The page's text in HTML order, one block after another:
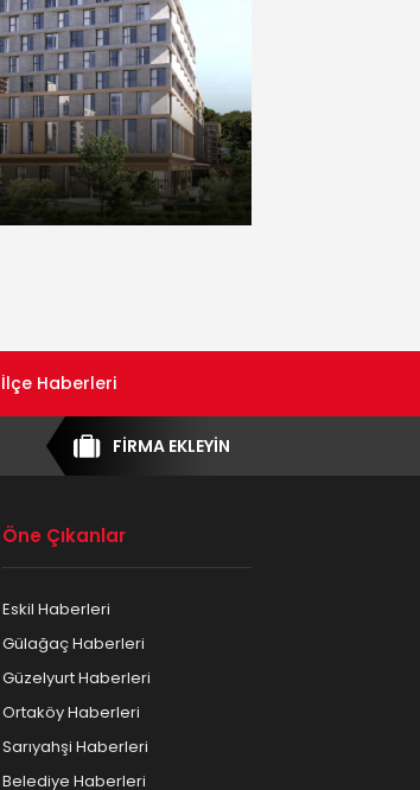
İlçe Haberleri
FİRMA EKLEYİN
Öne Çıkanlar
Eskil Haberleri
Gülağaç Haberleri
Güzelyurt Haberleri
Ortaköy Haberleri
Sarıyahşi Haberleri
Belediye Haberleri